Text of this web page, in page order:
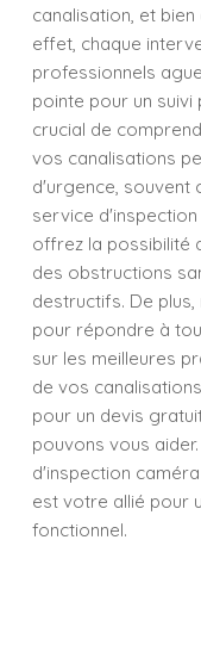
canalisation, et
effet, chaque
professionnels
pointe pour un
crucial de
vos canalisations
d'urgence, souvent
service
offrez la possibilité
des obstructions
destructifs. De
pour répondre à
sur les meilleures
de vos
pour un devis
pouvons vous
d'inspection
est votre allié pour
fonctionnel.